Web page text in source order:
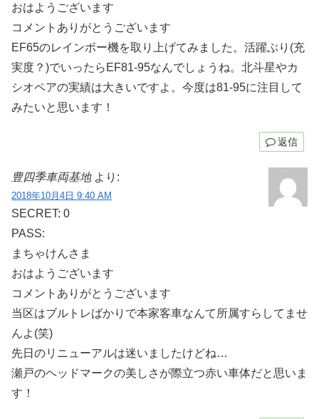
おはようございます
コメントありがとうございます
EF65のレインボー機を取り上げてみました。活躍ぶり(充
実度？)でいったらEF81-95なんでしょうね。北斗星やカ
シオペアの実績は大きいですよ。今度は81-95に注目して
みたいと思います！
返信
豊四季車両基地 より:
2018年10月4日 9:40 AM
SECRET: 0
PASS:
まちゃけんさま
おはようございます
コメントありがとうございます
当区はブルトレばかりで本家客車なんて所属すらしてませ
んよ(笑)
先日のリニューアルは迷いましたけどね…
瀬戸のヘッドマークの美しさが際立つ赤い車体だと思いま
す！